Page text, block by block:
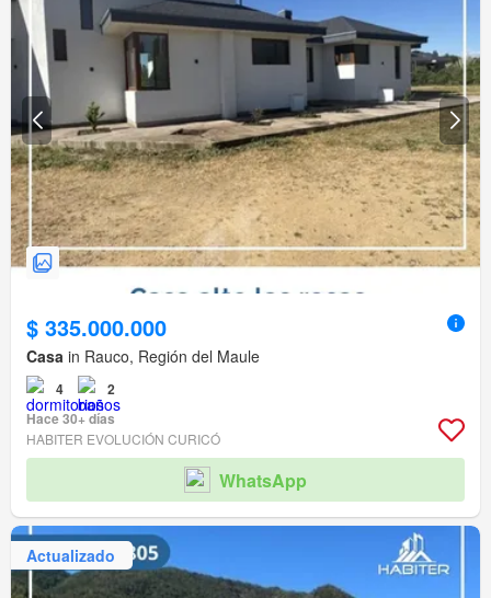
$ 335.000.000
Casa in Rauco, Región del Maule
4
2
Hace 30+ días
HABITER EVOLUCIÓN CURICÓ
WhatsApp
Actualizado